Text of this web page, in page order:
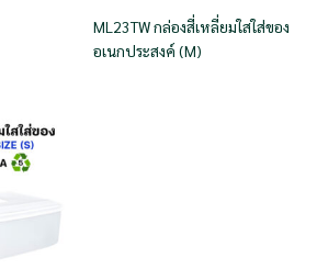
ML23TW กล่องสี่เหลี่ยมใสใส่ของ
อเนกประสงค์ (M)